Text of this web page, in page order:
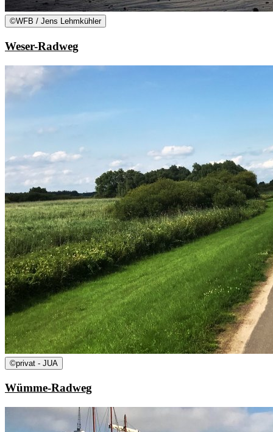
©WFB / Jens Lehmkühler
Weser-Radweg
©privat - JUA
Wümme-Radweg